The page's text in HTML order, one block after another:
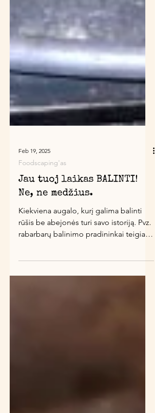
Feb 19, 2025
Foodscaping'as
Jau tuoj laikas BALINTI!
Ne, ne medžius.
Kiekviena augalo, kurį galima balinti
rabarbarų balinimo pradininkai teigia